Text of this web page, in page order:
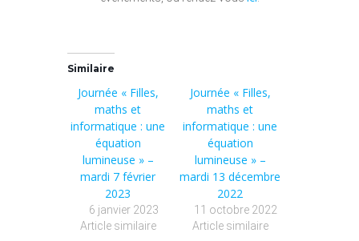
Similaire
Journée « Filles,
maths et
informatique : une
équation
lumineuse » –
mardi 7 février
2023
6 janvier 2023
Article similaire
Journée « Filles,
maths et
informatique : une
équation
lumineuse » –
mardi 13 décembre
2022
11 octobre 2022
Article similaire